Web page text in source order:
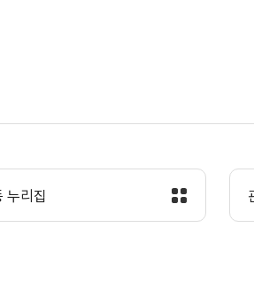
누리집